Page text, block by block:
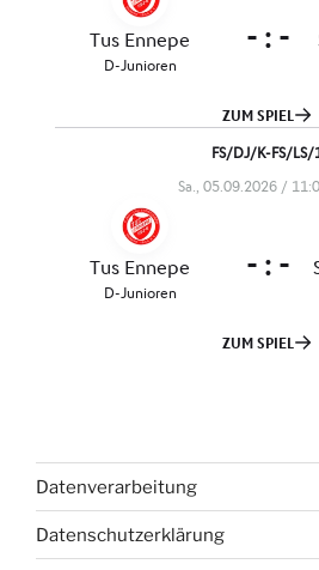
Datenverarbeitung
Datenschutzerklärung